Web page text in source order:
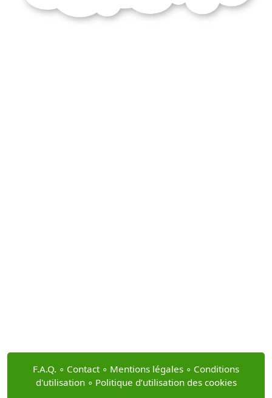
F.A.Q. ∘ Contact ∘ Mentions légales ∘ Conditions
d'utilisation∘ Politique d’utilisation des cookies